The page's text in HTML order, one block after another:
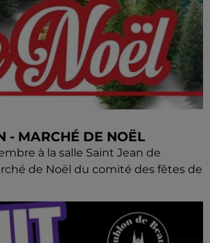
- MARCHÉ DE NOËL
à la salle Saint Jean de
de Noël du comité des fêtes de